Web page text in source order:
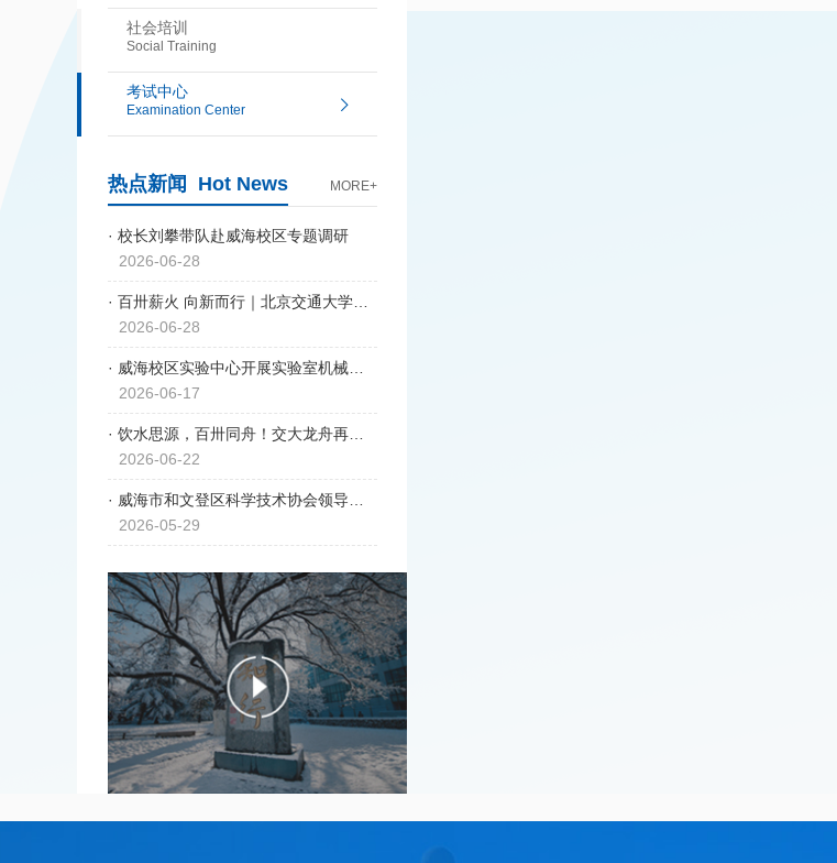
社会培训
Social Training
考试中心
Examination Center
热点新闻 Hot News MORE+
· 校长刘攀带队赴威海校区专题调研
2026-06-28
2026-06-28
2026-06-17
2026-06-22
2026-05-29